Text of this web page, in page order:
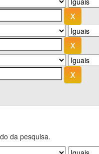
da pesquisa.